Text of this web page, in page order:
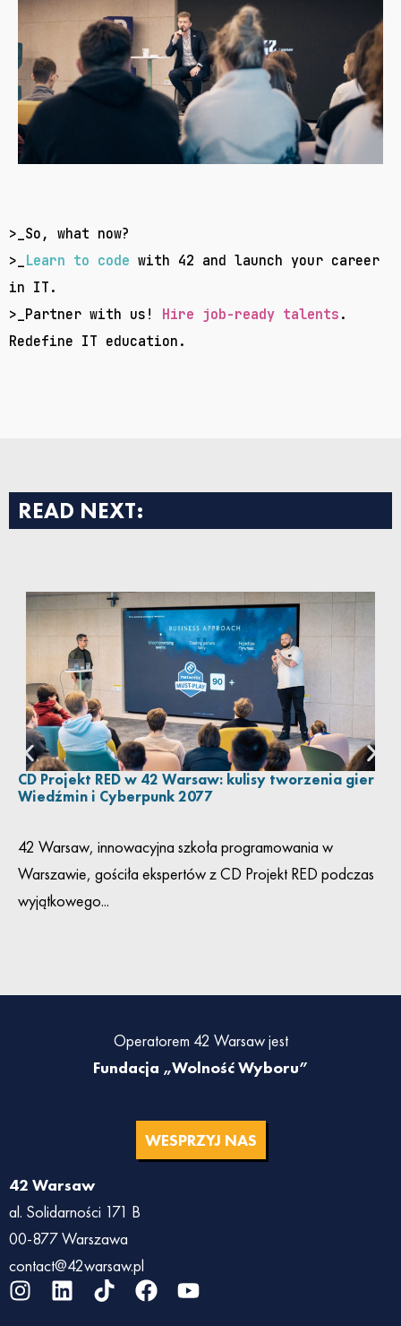
>_So, what now?
>_Learn to code with 42 and launch your career
in IT.
>_Partner with us! Hire job-ready talents .
Redefine IT education.
READ NEXT:
CD Projekt RED w 42 Warsaw: kulisy tworzenia gier
Wiedźmin i Cyberpunk 2077
42 Warsaw, innowacyjna szkoła programowania w
Warszawie, gościła ekspertów z CD Projekt RED podczas
wyjątkowego...
Operatorem 42 Warsaw jest
Fundacja „Wolność Wyboru”
WESPRZYJ NAS
42 Warsaw
al. Solidarności 171 B
00-877 Warszawa
contact@42warsaw.pl
I L T
i
F
a
Y